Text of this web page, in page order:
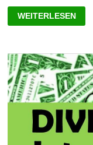
SIND
OFT
AKTIEN
WEITERLESEN